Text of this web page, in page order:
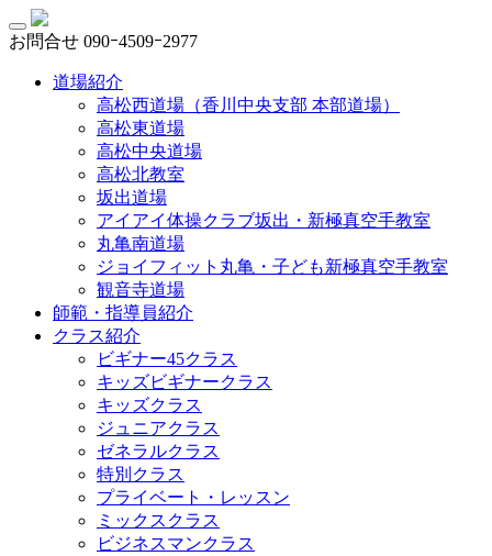
お問合せ 090ｰ4509ｰ2977
道場紹介
高松西道場（香川中央支部 本部道場）
高松東道場
高松中央道場
高松北教室
坂出道場
アイアイ体操クラブ坂出・新極真空手教室
丸亀南道場
ジョイフィット丸亀・子ども新極真空手教室
観音寺道場
師範・指導員紹介
クラス紹介
ビギナー45クラス
キッズビギナークラス
キッズクラス
ジュニアクラス
ゼネラルクラス
特別クラス
プライベート・レッスン
ミックスクラス
ビジネスマンクラス